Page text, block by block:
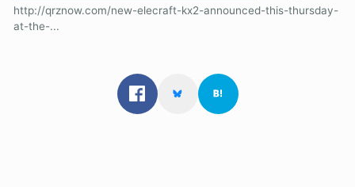
http://qrznow.com/new-elecraft-kx2-announced-this-thursday-
at-the-...